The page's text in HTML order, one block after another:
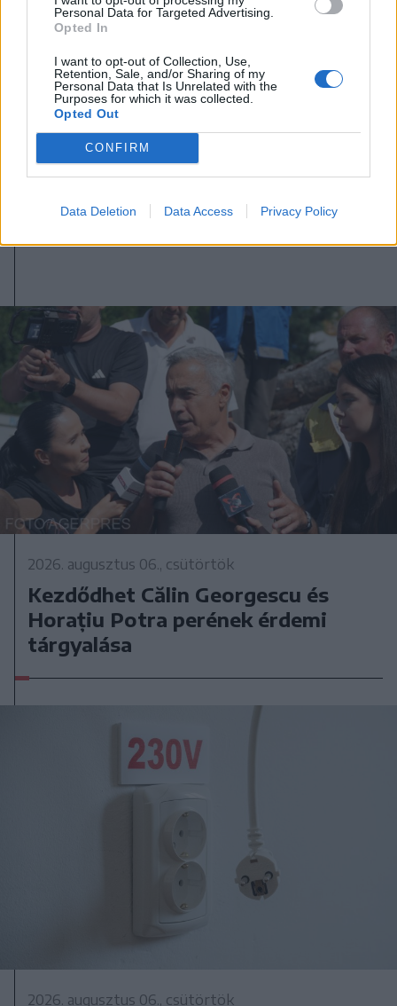
Personal Data for Targeted Advertising.
Opted In
I want to opt-out of Collection, Use,
Retention, Sale, and/or Sharing of my
Personal Data that Is Unrelated with the
Purposes for which it was collected.
Opted Out
CONFIRM
Data Deletion Data Access Privacy Policy
2026. augusztus 06., csütörtök
3,4-es erősségű földrengés volt
2026. augusztus 06., csütörtök
Kezdődhet Călin Georgescu és
Horațiu Potra perének érdemi
tárgyalása
2026. augusztus 06., csütörtök